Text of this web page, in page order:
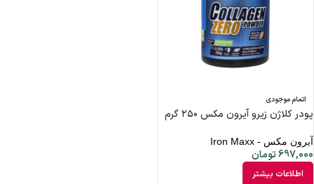
اتمام موجودی
پودر کلاژن زیرو آیرون مکس ۲۵۰ گرم
آیرون مکس - Iron Maxx
697,000تومان
اطلاعات بیشتر